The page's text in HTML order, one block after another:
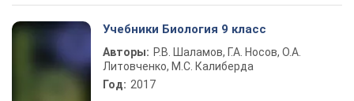
Учебники Биология 9 класс
Авторы: Р.В. Шаламов, Г.А. Носов, О.А.
Литовченко, М.С. Калиберда
Год: 2017